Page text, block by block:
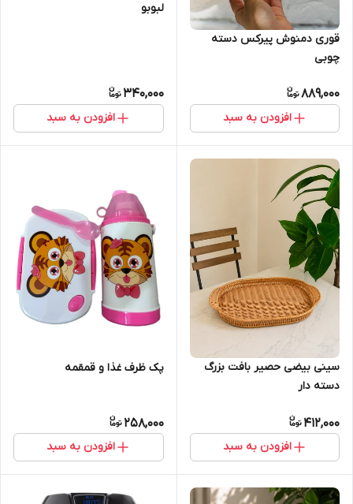
قوری دمنوش پیرکس دسته
چوبی
889,000
افزودن به سبد
لبوبو
340,000
افزودن به سبد
سینی بیضی حصیر بافت بزرگ
دسته دار
412,000
افزودن به سبد
پک ظرف غذا و قمقمه
258,000
افزودن به سبد